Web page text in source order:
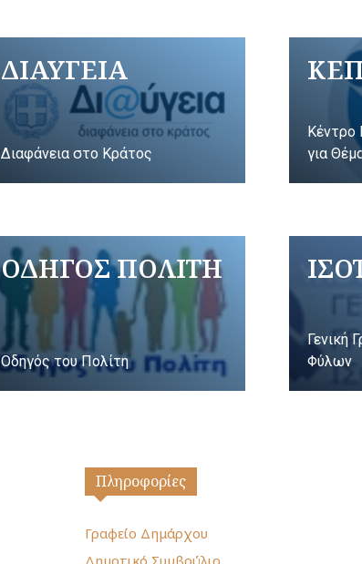
ΔΙΑΥΓΕΙΑ
Διαφάνεια στο Κράτος
Κέντρο
για
ΟΔΗΓΟΣ ΠΟΛΙΤΗ
Οδηγός του Πολίτη
Γενική
Φύλων
Πληροφορίες
Γραφείο Δημάρχου
Δημοτικό Συμβούλιο